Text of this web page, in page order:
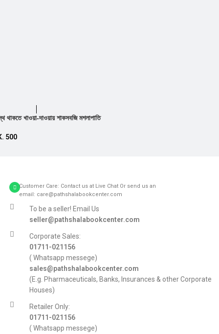
Add to cart
থাকতে খাওয়া-দাওয়ায় শাকসবজি মশলাপাতি
500
Customer Care: Contact us at Live Chat Or send us an
email: care@pathshalabookcenter.com
To be a seller! Email Us
seller@pathshalabookcenter.com
Corporate Sales:
01711-021156
( Whatsapp messege)
sales@pathshalabookcenter.com
(E.g. Pharmaceuticals, Banks, Insurances & other Corporate
Houses)
Retailer Only:
01711-021156
( Whatsapp messege)